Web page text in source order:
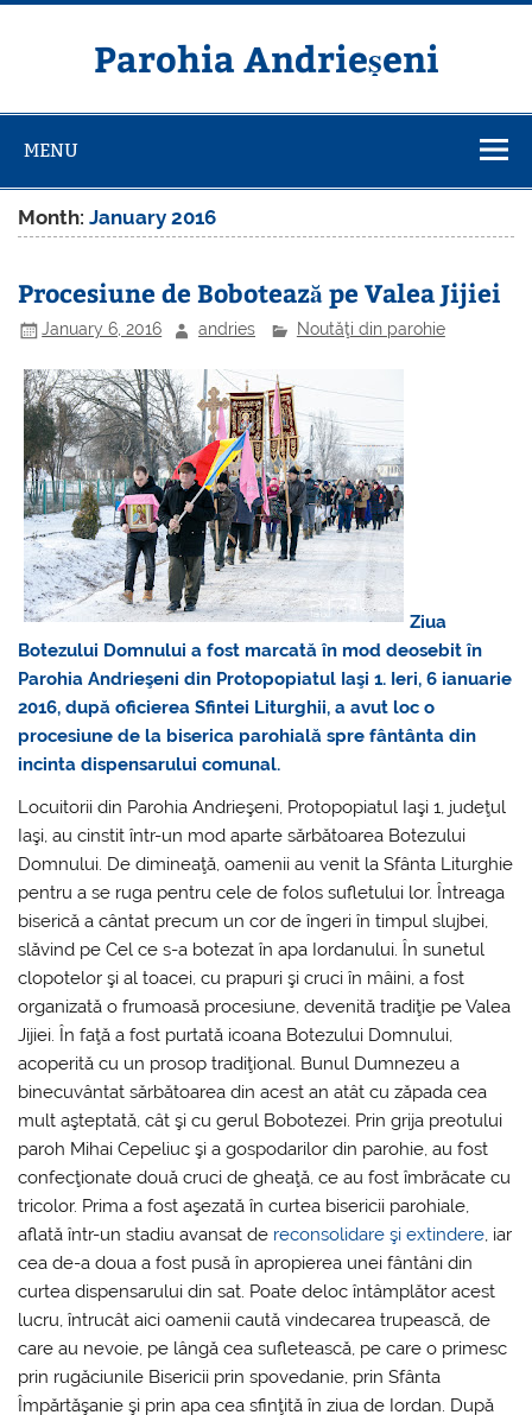
Skip
Parohia Andrieșeni
MENU
Month:January 2016
Procesiune de Bobotează pe Valea Jijiei
January 6, 2016 andries Noutăţi din parohie
Ziua
Botezului Domnului a fost marcată în mod deosebit în
Parohia Andrieşeni din Protopopiatul Iaşi 1. Ieri, 6 ianuarie
2016, după oficierea Sfintei Liturghii, a avut loc o
procesiune de la biserica parohială spre fântânta din
incinta dispensarului comunal.
Locuitorii din Parohia Andrieşeni, Protopopiatul Iaşi 1, judeţul
Iaşi, au cinstit într-un mod aparte sărbătoarea Botezului
Domnului. De dimineaţă, oamenii au venit la Sfânta Liturghie
pentru a se ruga pentru cele de folos sufletului lor. Întreaga
biserică a cântat precum un cor de îngeri în timpul slujbei,
slăvind pe Cel ce s-a botezat în apa Iordanului. În sunetul
clopotelor şi al toacei, cu prapuri şi cruci în mâini, a fost
organizată o frumoasă procesiune, devenită tradiţie pe Valea
Jijiei. În faţă a fost purtată icoana Botezului Domnului,
acoperită cu un prosop tradiţional. Bunul Dumnezeu a
binecuvântat sărbătoarea din acest an atât cu zăpada cea
mult aşteptată, cât şi cu gerul Bobotezei. Prin grija preotului
paroh Mihai Cepeliuc şi a gospodarilor din parohie, au fost
confecţionate două cruci de gheaţă, ce au fost îmbrăcate cu
tricolor. Prima a fost aşezată în curtea bisericii parohiale,
aflată într-un stadiu avansat de reconsolidare şi extindere , iar
cea de-a doua a fost pusă în apropierea unei fântâni din
curtea dispensarului din sat. Poate deloc întâmplător acest
lucru, întrucât aici oamenii caută vindecarea trupească, de
care au nevoie, pe lângă cea sufletească, pe care o primesc
prin rugăciunile Bisericii prin spovedanie, prin Sfânta
Împărtăşanie şi prin apa cea sfinţită în ziua de Iordan. După